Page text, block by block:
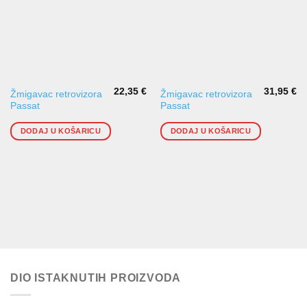
Žmigavac retrovizora
Passat
22,35€
DODAJ U KOŠARICU
Žmigavac retrovizora
Passat
31,95€
DODAJ U KOŠARICU
DIO ISTAKNUTIH PROIZVODA